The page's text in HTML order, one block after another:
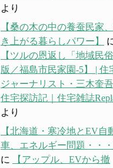
より
【桑の木の中の養蚕民家
き上がる暮らしパワー】
【ツルの恩返し「地域民俗
版／福島市民家園-5】 | 住
ジャーナリスト・三木奎
住宅探訪記｜住宅雑誌
より
【北海道・寒冷地とEV自
車、エネルギー問題・・・
に
【アップル、EVから撤